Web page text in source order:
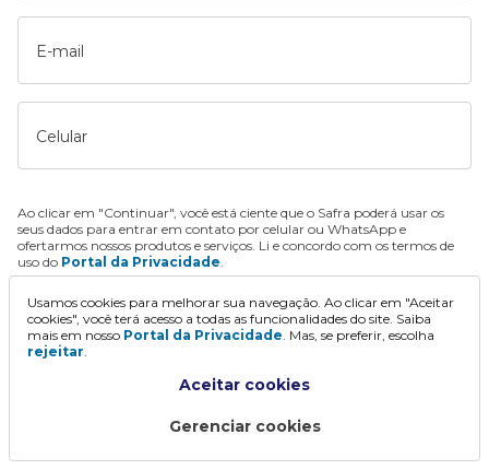
E-mail
Celular
Ao clicar em "Continuar", você está ciente que o Safra poderá usar os
seus dados para entrar em contato por celular ou WhatsApp e
ofertarmos nossos produtos e serviços. Li e concordo com os termos de
uso do Portal da Privacidade.
Continuar
Usamos cookies para melhorar sua navegação. Ao clicar em "Aceitar
cookies", você terá acesso a todas as funcionalidades do site. Saiba
mais em nosso Portal da Privacidade. Mas, se preferir, escolha
rejeitar.
Aceitar cookies
Gerenciar cookies